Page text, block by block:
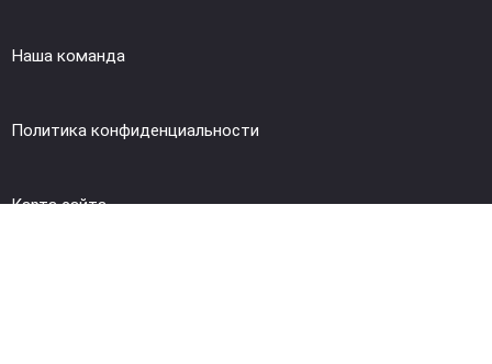
Наша команда
Политика конфиденциальности
Карта сайта